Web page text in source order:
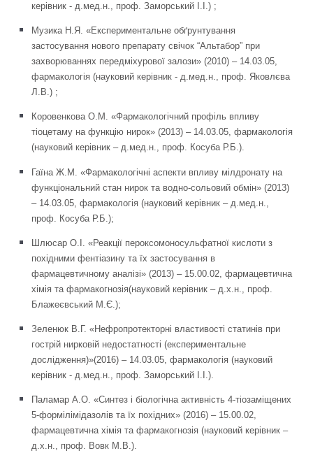
керівник - д.мед.н., проф. Заморський І.І.) ;
Музика Н.Я. «Експериментальне обґрунтування
застосування нового препарату свічок “Альтабор” при
захворюваннях передміхурової залози» (2010) – 14.03.05,
фармакологія (науковий керівник - д.мед.н., проф. Яковлєва
Л.В.) ;
Коровенкова О.М. «Фармакологічний профіль впливу
тіоцетаму на функцію нирок» (2013) – 14.03.05, фармакологія
(науковий керівник – д.мед.н., проф. Косуба Р.Б.).
Гаїна Ж.М. «Фармакологічні аспекти впливу мілдронату на
функціональний стан нирок та водно-сольовий обмін» (2013)
– 14.03.05, фармакологія (науковий керівник – д.мед.н.,
проф. Косуба Р.Б.);
Шлюсар О.І. «Реакції пероксомоносульфатної кислоти з
похідними фентіазину та їх застосування в
фармацевтичному аналізі» (2013) – 15.00.02, фармацевтична
хімія та фармакогнозія(науковий керівник – д.х.н., проф.
Блажеєвський М.Є.);
Зеленюк В.Г. «Нефропротекторні властивості статинів при
гострій нирковій недостатності (експериментальне
дослідження)»(2016) – 14.03.05, фармакологія (науковий
керівник - д.мед.н., проф. Заморський І.І.).
Паламар А.О. «Синтез і біологічна активність 4-тіозаміщених
5-формілімідазолів та їх похідних» (2016) – 15.00.02,
фармацевтична хімія та фармакогнозія (науковий керівник –
д.х.н., проф. Вовк М.В.).